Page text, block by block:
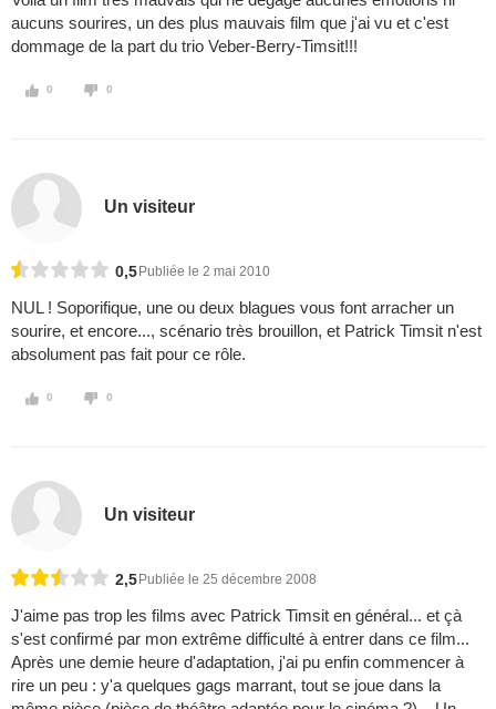
aucuns sourires, un des plus mauvais film que j'ai vu et c'est
dommage de la part du trio Veber-Berry-Timsit!!!
0 0
Un visiteur
0,5 Publiée le 2 mai 2010
NUL ! Soporifique, une ou deux blagues vous font arracher un
sourire, et encore..., scénario très brouillon, et Patrick Timsit n'est
absolument pas fait pour ce rôle.
0 0
Un visiteur
2,5 Publiée le 25 décembre 2008
J'aime pas trop les films avec Patrick Timsit en général... et çà
s'est confirmé par mon extrême difficulté à entrer dans ce film...
Après une demie heure d'adaptation, j'ai pu enfin commencer à
rire un peu : y'a quelques gags marrant, tout se joue dans la